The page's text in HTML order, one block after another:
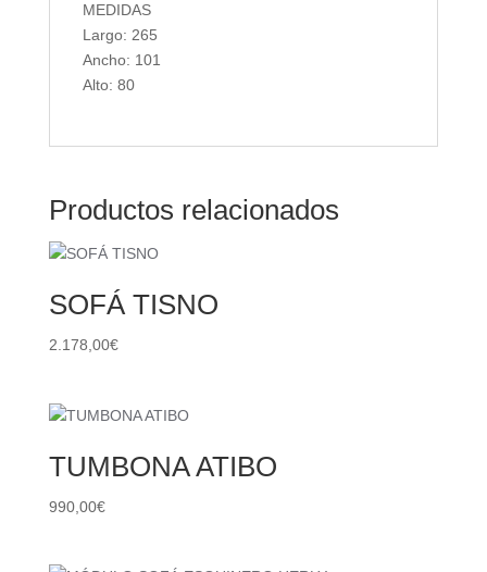
MEDIDAS
Largo: 265
Ancho: 101
Alto: 80
Productos relacionados
SOFÁ TISNO
2.178,00€
TUMBONA ATIBO
990,00€